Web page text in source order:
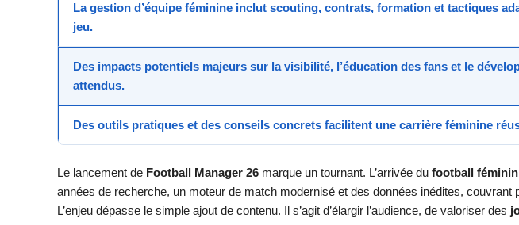
Lagestion d’équipe féminine inclut scouting, contrats, formation et tactiques
jeu.
Des impacts potentiels majeurs sur la visibilité, l’éducation des fans et le
attendus.
Des outils pratiques et des conseils concrets facilitent une carrière féminine
Le lancement de Football Manager 26 marque un tournant. L’arrivée du football féminin
années de recherche, un moteur de match modernisé et des données inédites, couvrant
L’enjeu dépasse le simple ajout de contenu. Il s’agit d’élargir l’audience, de valoriser des